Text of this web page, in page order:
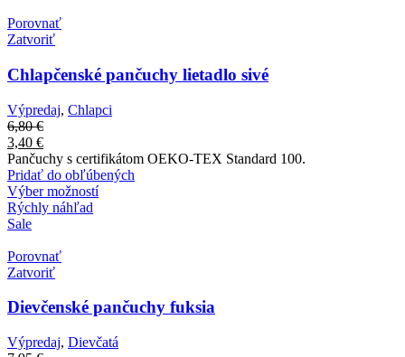
Porovnať
Zatvoriť
Chlapčenské pančuchy lietadlo sivé
Výpredaj, Chlapci
6,80€
3,40 €
Pančuchy s certifikátom OEKO-TEX Standard 100.
Pridať do obľúbených
Výber možností
Rýchly náhľad
Sale
Porovnať
Zatvoriť
Dievčenské pančuchy fuksia
Výpredaj, Dievčatá